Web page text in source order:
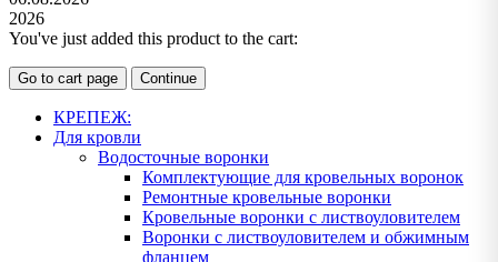
2026
You've just added this product to the cart:
Go to cart page Continue
КРЕПЕЖ:
Для кровли
Водосточные воронки
Комплектующие для кровельных воронок
Ремонтные кровельные воронки
Кровельные воронки с листвоуловителем
Воронки с листвоуловителем и обжимным
фланцем